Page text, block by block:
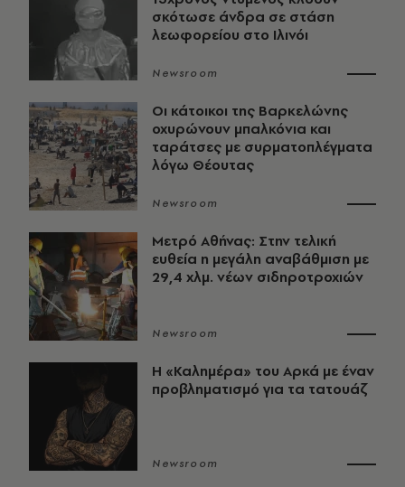
σκότωσε άνδρα σε στάση
λεωφορείου στο Ιλινόι
Newsroom
Οι κάτοικοι της Βαρκελώνης
οχυρώνουν μπαλκόνια και
ταράτσες με συρματοπλέγματα
λόγω Θέουτας
Newsroom
Μετρό Αθήνας: Στην τελική
ευθεία η μεγάλη αναβάθμιση με
29,4 χλμ. νέων σιδηροτροχιών
Newsroom
Η «Καλημέρα» του Αρκά με έναν
προβληματισμό για τα τατουάζ
Newsroom